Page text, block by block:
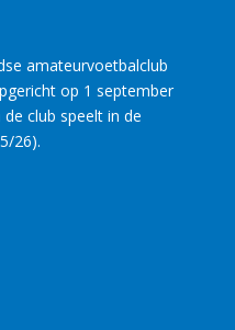
amateurvoetbalclub
op 1 september
club speelt in de
26).